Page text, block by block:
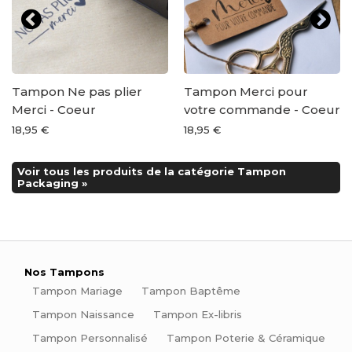
Tampon Ne pas plier
Merci - Coeur
18,95 €
Tampon Merci pour
votre commande - Coeur
18,95 €
Voir tous les produits de la catégorie Tampon
Packaging »
Nos Tampons
Tampon Mariage
Tampon Baptême
Tampon Naissance
Tampon Ex-libris
Tampon Personnalisé
Tampon Poterie & Céramique